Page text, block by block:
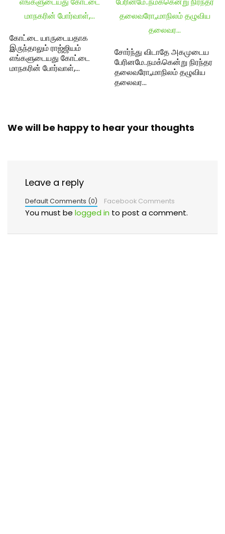
கோட்டை யாருடையதாக
இருந்தாலும் ராஜ்ஜியம்
எங்களுடையது கோட்டை
மாநகரின் போர்வாள்,…
சோர்ந்து விடாதே அகமுடைய
பேரினமே..நமக்கென்று நிரந்தர
தலைவரோ,,மாநிலம் தழுவிய
தலைவர…
We will be happy to hear your thoughts
Leave a reply
Default Comments (0) Facebook Comments
You must be logged in to post a comment.